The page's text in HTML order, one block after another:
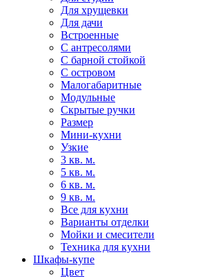
Для хрущевки
Для дачи
Встроенные
С антресолями
С барной стойкой
С островом
Малогабаритные
Модульные
Скрытые ручки
Размер
Мини-кухни
Узкие
3 кв. м.
5 кв. м.
6 кв. м.
9 кв. м.
Все для кухни
Варианты отделки
Мойки и смесители
Техника для кухни
Шкафы-купе
Цвет